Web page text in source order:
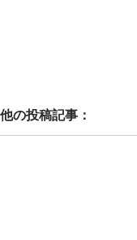
の投稿記事：